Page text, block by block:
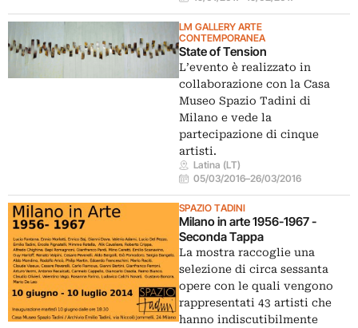
LM GALLERY ARTE
CONTEMPORANEA
State of Tension
L’evento è realizzato in
collaborazione con la Casa
Museo Spazio Tadini di
Milano e vede la
partecipazione di cinque
artisti.
Latina (LT)
05/03/2016–26/03/2016
SPAZIO TADINI
Milano in arte 1956-1967 -
Seconda Tappa
La mostra raccoglie una
selezione di circa sessanta
opere con le quali vengono
rappresentati 43 artisti che
hanno indiscutibilmente